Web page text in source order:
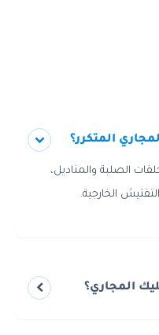
المتكرر؟
الصلبة والمناديل،
الخارجية.
المجاري؟